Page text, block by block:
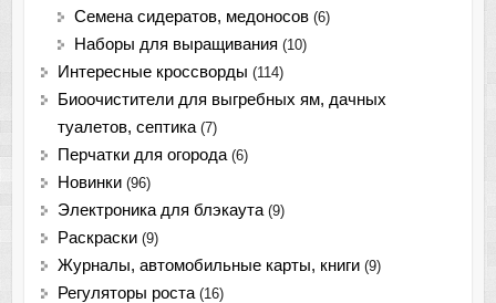
Семена сидератов, медоносов (6)
Наборы для выращивания (10)
Интересные кроссворды (114)
Биоочистители для выгребных ям, дачных
туалетов, септика (7)
Перчатки для огорода (6)
Новинки (96)
Электроника для блэкаута (9)
Раскраски (9)
Журналы, автомобильные карты, книги (9)
Регуляторы роста (16)